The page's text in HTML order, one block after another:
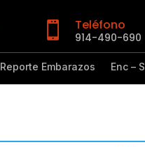
 Teléfono
914-490-690
Reporte Embarazos Enc –